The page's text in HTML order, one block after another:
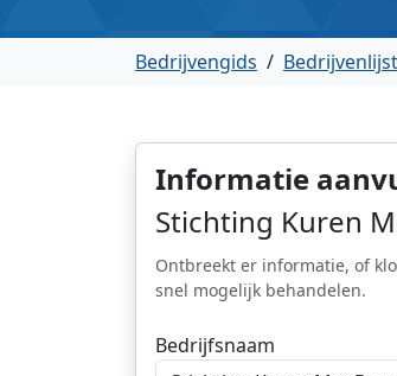
Bedrijvengids / Bedrijvenlijst
Informatie
Stichting Kuren
Ontbreekt er informatie, of
snel mogelijk behandelen.
Bedrijfsnaam